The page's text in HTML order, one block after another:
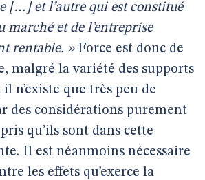
[…] et l’autre qui est constitué
marché et de l’entreprise
rentable. »Force est donc de
malgré la variété des supports
n’existe que très peu de
des considérations purement
qu’ils sont dans cette
Il est néanmoins nécessaire
les effets qu’exerce la